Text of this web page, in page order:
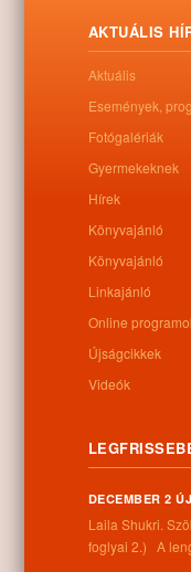
Kapcsolódó
Nem található
Kategóriák:Egyéb
Információk
4262 Nyíracsád, Kassai
AKTUÁLIS
Aktuális
Események,
Fotógalériák
Gyermekeknek
Hírek
Könyvajánló
Könyvajánló
Linkajánló
Online
Újságcikkek
Videók
DECEMBER 2
Laila Shukri.
foglyai 2.) A